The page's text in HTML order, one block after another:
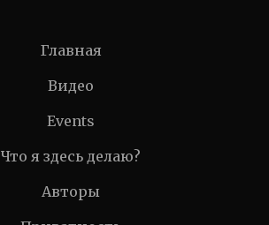
Главная
Видео
Events
Что я здесь делаю?
Авторы